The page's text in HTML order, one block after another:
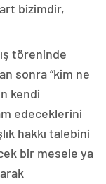
bizimdir,
töreninde
sonra “kim ne
kendi
edeceklerini
hakkı talebini
bir mesele ya